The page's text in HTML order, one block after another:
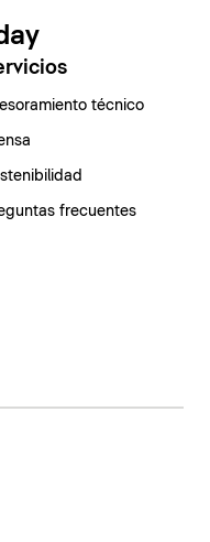
técnico
frecuentes